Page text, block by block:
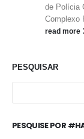
de Polícia
Complexo
read more
PESQUISAR
PESQUISE POR